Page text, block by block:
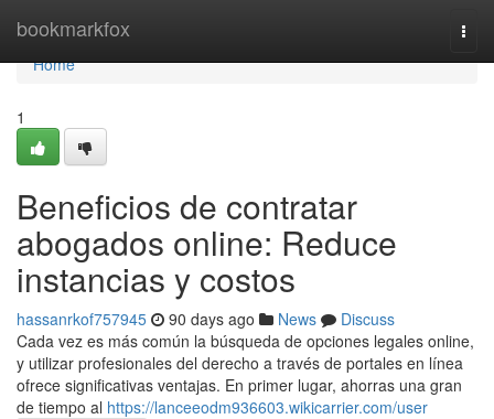
bookmarkfox
Home
Home
1
Beneficios de contratar
abogados online: Reduce
instancias y costos
hassanrkof757945 90 days ago News
Discuss
Cada vez es más común la búsqueda de opciones legales online,
y utilizar profesionales del derecho a través de portales en línea
ofrece significativas ventajas. En primer lugar, ahorras una gran
de tiempo al https://lanceeodm936603.wikicarrier.com/user